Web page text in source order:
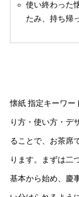
使い終わった
たみ、持ち帰
懐紙 指定キーワー
り方・使い方・デ
ることで、お茶席
ります。まずは二
基本から始め、慶